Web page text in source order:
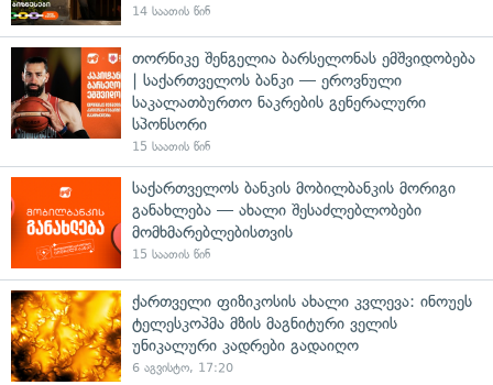
14 საათის წინ
თორნიკე შენგელია ბარსელონას ემშვიდობება
| საქართველოს ბანკი — ეროვნული
საკალათბურთო ნაკრების გენერალური
სპონსორი
15 საათის წინ
საქართველოს ბანკის მობილბანკის მორიგი
განახლება — ახალი შესაძლებლობები
მომხმარებლებისთვის
15 საათის წინ
ქართველი ფიზიკოსის ახალი კვლევა: ინოუეს
ტელესკოპმა მზის მაგნიტური ველის
უნიკალური კადრები გადაიღო
6 აგვისტო, 17:20